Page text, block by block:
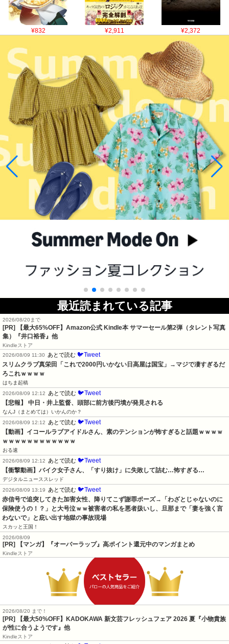
¥832 ¥2,911 ¥2,372
最近読まれている記事
2026/08/20まで
[PR]
【最大65%OFF】Amazon公式 Kindle本 サマーセール第2弾（タレント写真
集）『井口裕香』他
Kindleストア
2026/08/09 11:30
あとで読む 🐦Tweet
スリムクラブ真栄田「これで2000円いかない日高屋は国宝」→マジで凄すぎるだ
ろこれｗｗｗｗ
はちま起稿
2026/08/09 12:12
あとで読む 🐦Tweet
【悲報】 中日・井上監督、頭部に前方後円墳が発見される
なんJ（まとめては）いかんのか？
2026/08/09 12:12
あとで読む 🐦Tweet
【動画】イコールラブアイドルさん、素のテンションが怖すぎると話題ｗｗｗｗ
ｗｗｗｗｗｗｗｗｗｗｗｗ
おる速
2026/08/09 12:12
あとで読む 🐦Tweet
【衝撃動画】バイク女子さん、「すり抜け」に失敗して詰む…怖すぎる…
デジタルニューススレッド
2026/08/09 13:19
あとで読む 🐦Tweet
赤信号で追突してきた加害女性、降りてこず謝罪ポーズ→「わざとじゃないのに
保険使うの！？」と大号泣ｗｗ被害者の私を悪者扱いし、旦那まで「妻を強く言
わないで」と庇い出す地獄の事故現場
スカッと王国！
2026/08/09
[PR] 【マンガ】『オーバーラップ』高ポイント還元中のマンガまとめ
Kindleストア
2026/08/20 まで！
[PR] 【最大50%OFF】KADOKAWA 新文芸フレッシュフェア 2026 夏『小物貴族
が性に合うようです』他
Kindleストア